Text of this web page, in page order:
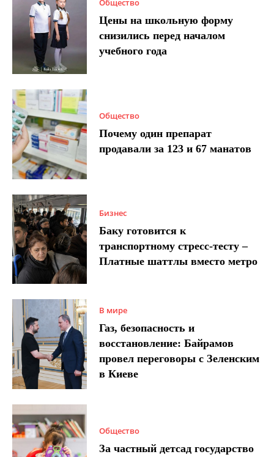
Общество
Цены на школьную форму
снизились перед началом
учебного года
Общество
Почему один препарат
продавали за 123 и 67 манатов
Бизнес
Баку готовится к
транспортному стресс-тесту –
Платные шаттлы вместо метро
В мире
Газ, безопасность и
восстановление: Байрамов
провел переговоры с Зеленским
в Киеве
Общество
За частный детсад государство